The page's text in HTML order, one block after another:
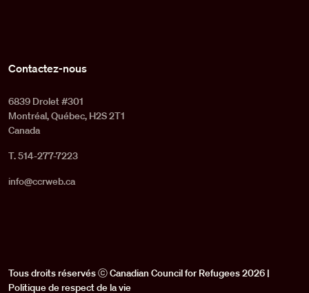
Contactez-nous
6839 Drolet #301
Montréal, Québec, H2S 2T1
Canada
T. 514-277-7223
info@ccrweb.ca
Tous droits réservés ⓒ Canadian Council for Refugees 2026 |
Politique de respect de la vie